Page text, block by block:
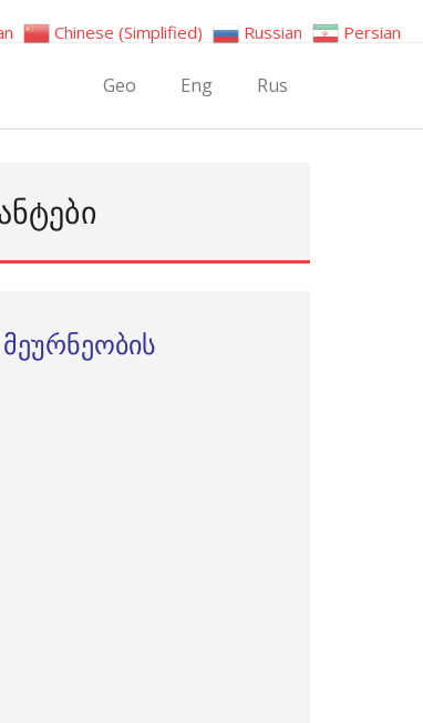
Geo Eng Rus
Chinese (Simplified) Russian Persian